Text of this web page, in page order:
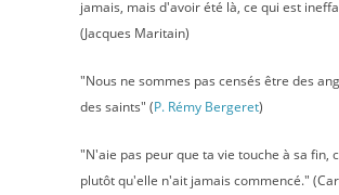
jamais, mais d'avoir été là, ce qui est
(Jacques Maritain)
"Nous ne sommes pas censés être des
des saints" (P. Rémy Bergeret)
"N'aie pas peur que ta vie touche à sa fin,
plutôt qu'elle n'ait jamais commencé."